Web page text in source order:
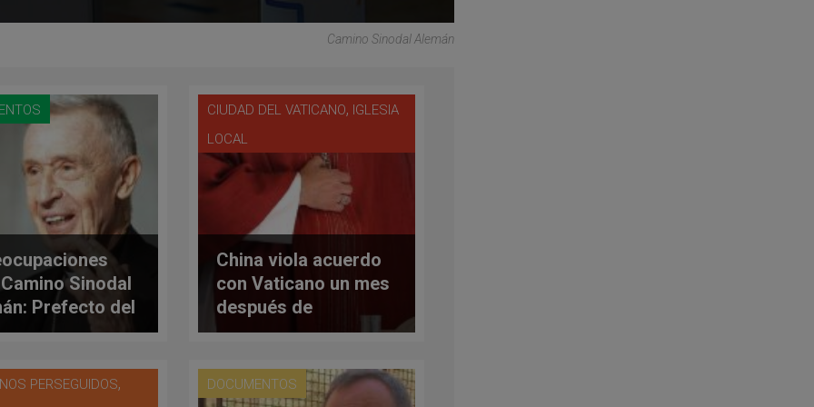
Camino Sinodal Alemán
Sinodal
Prefecto del
para
alemán
CIUDAD DEL VATICANO, IGLESIA
LOCAL
China viola acuerdo
con Vaticano un mes
después de
«renovarlo»
PERSEGUIDOS, DOCUMENTOS